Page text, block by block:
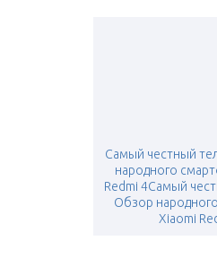
Самый честный
народного
Redmi 4Самый
Обзор
Xiaomi